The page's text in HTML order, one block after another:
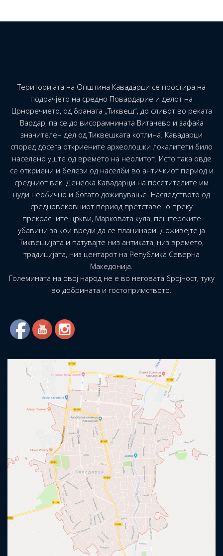
Територијата на Општина Кавадарци се простира на
подрачјето на средно Повардарие и делот на
Црноречието, од браната „Тиквеш“, до сливот во реката
Вардар, па се до висорамнината Витачево и зафаќа
значителен дел од Тиквешката котлина. Кавадарци
според досега откриените археолошки локалитети било
населено уште од времето на неолитот. Исто така овде
се откриени и белези од населби во античкиот период и
средниот век. Денеска Кавадарци на посетителите им
нуди необично и богато доживување. Наследството од
средновековниот период претставено преку
прекрасните цркви, Марковата кула, пештерските
убавини за кои вреди да се планинари. Доживејте ја
Тиквешијата и патувајте низ антиката, низ времето,
традицијата, низ центарот на Република Северна
Македонија.
Големината на овој народ не е во неговата бројност, туку
во добрината и гостопримството.